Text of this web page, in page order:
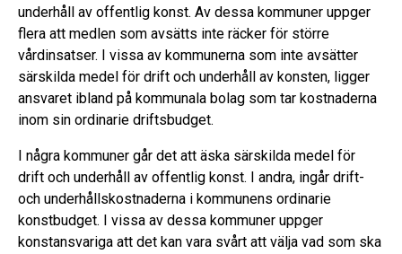
underhåll av offentlig konst. Av dessa kommuner uppger
flera att medlen som avsätts inte räcker för större
vårdinsatser. I vissa av kommunerna som inte avsätter
särskilda medel för drift och underhåll av konsten, ligger
ansvaret ibland på kommunala bolag som tar kostnaderna
inom sin ordinarie driftsbudget.
I några kommuner går det att äska särskilda medel för
drift och underhåll av offentlig konst. I andra, ingår drift-
och underhållskostnaderna i kommunens ordinarie
konstbudget. I vissa av dessa kommuner uppger
konstansvariga att det kan vara svårt att välja vad som ska